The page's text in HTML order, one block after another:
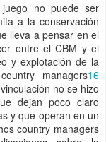
no puede ser
a la conservación
lleva a pensar en el
entre el CBM y el
y explotación de la
managers16
no se hizo
dejan poco claro
y que operan en un
country managers